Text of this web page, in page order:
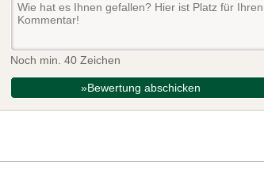
Noch min. 40 Zeichen
»Bewertung abschicken